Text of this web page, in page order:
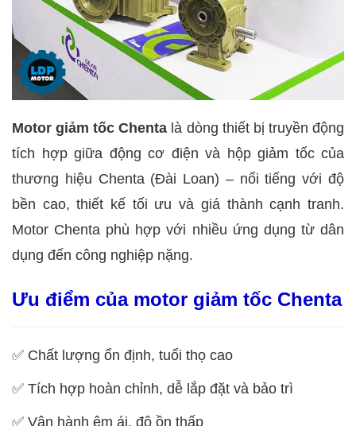
Motor giảm tốc Chenta là dòng thiết bị truyền động
tích hợp giữa động cơ điện và hộp giảm tốc của
thương hiệu Chenta (Đài Loan) – nổi tiếng với độ
bền cao, thiết kế tối ưu và giá thành cạnh tranh.
Motor Chenta phù hợp với nhiều ứng dụng từ dân
dụng đến công nghiệp nặng.
Ưu điểm của motor giảm tốc Chenta
✅ Chất lượng ổn định, tuổi thọ cao
✅ Tích hợp hoàn chỉnh, dễ lắp đặt và bảo trì
✅ Vận hành êm ái, độ ồn thấp